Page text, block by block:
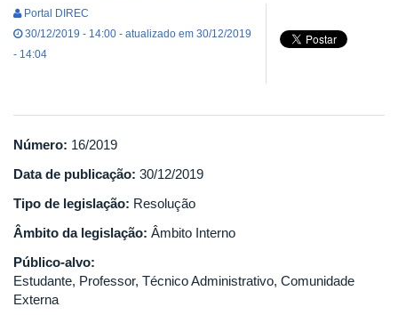
Portal DIREC
30/12/2019 - 14:00 - atualizado em 30/12/2019
- 14:04
Número: 16/2019
Data de publicação: 30/12/2019
Tipo de legislação: Resolução
Âmbito da legislação: Âmbito Interno
Público-alvo:
Estudante, Professor, Técnico Administrativo, Comunidade
Externa